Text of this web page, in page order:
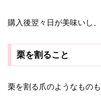
購入後翌々日が美味いし
栗を割ること
栗を割る爪のようなもの